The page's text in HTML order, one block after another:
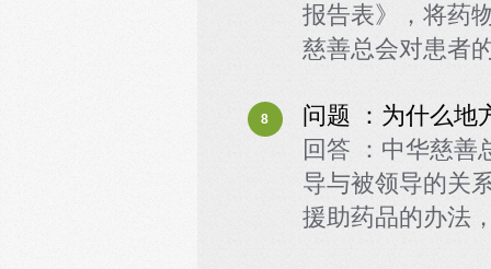
报告表》，将药
慈善总会对患者
8
问题 ：为什么地
回答 ：中华慈善
导与被领导的关
援助药品的办法